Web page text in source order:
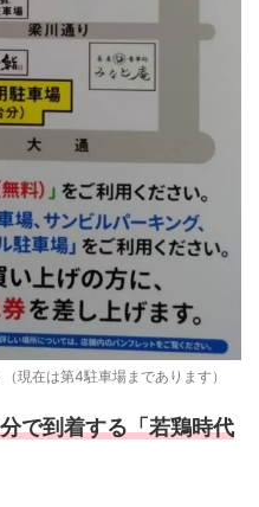
現在は第4駐車場まであります）
で到着する「若鶏時代